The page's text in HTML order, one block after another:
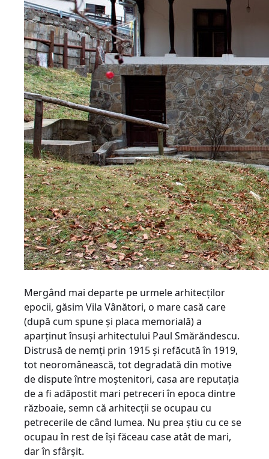
Mergând mai departe pe urmele arhitecţilor
epocii, găsim Vila Vânători, o mare casă care
(după cum spune şi placa memorială) a
aparţinut însuşi arhitectului Paul Smărăndescu.
Distrusă de nemţi prin 1915 şi refăcută în 1919,
tot neoromânească, tot degradată din motive
de dispute între moştenitori, casa are reputaţia
de a fi adăpostit mari petreceri în epoca dintre
războaie, semn că arhitecţii se ocupau cu
petrecerile de când lumea. Nu prea ştiu cu ce se
ocupau în rest de îşi făceau case atât de mari,
dar în sfârşit.